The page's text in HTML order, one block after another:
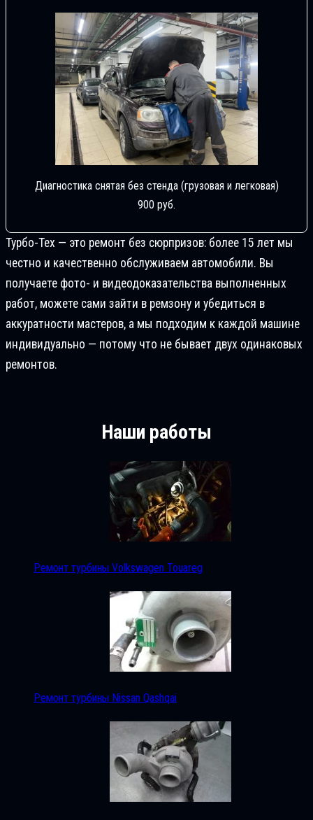
Диагностика снятая без стенда (грузовая и легковая)
900 руб.
Турбо-Тех — это ремонт без сюрпризов: более 15 лет мы
честно и качественно обслуживаем автомобили. Вы
получаете фото- и видеодоказательства выполненных
работ, можете сами зайти в ремзону и убедиться в
аккуратности мастеров, а мы подходим к каждой машине
индивидуально — потому что не бывает двух одинаковых
ремонтов.
Наши работы
Ремонт турбины Volkswagen Touareg
Ремонт турбины Nissan Qashqai